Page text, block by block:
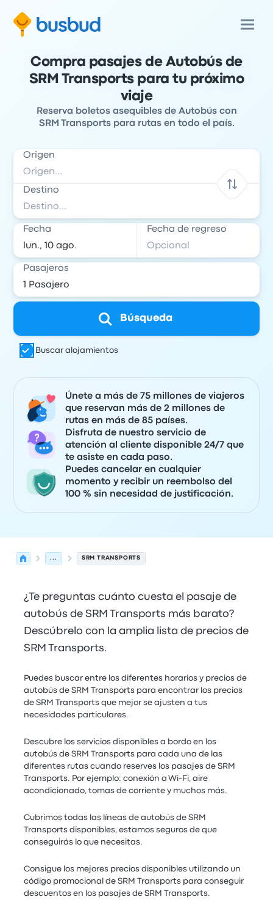
Compra pasajes de Autobús de
SRM Transports para tu próximo
viaje
Reserva boletos asequibles de Autobús con
SRM Transports para rutas en todo el país.
Origen
Destino
Fecha Fecha de regreso
Pasajeros
Búsqueda
Buscar alojamientos
Únete a más de 75 millones de viajeros
que reservan más de 2 millones de
rutas en más de 85 países.
Disfruta de nuestro servicio de
atención al cliente disponible 24/7 que
te asiste en cada paso.
Puedes cancelar en cualquier
momento y recibir un reembolso del
100 % sin necesidad de justificación.
... SRM TRANSPORTS
¿Te preguntas cuánto cuesta el pasaje de
autobús de SRM Transports más barato?
Descúbrelo con la amplia lista de precios de
SRM Transports.
Puedes buscar entre los diferentes horarios y precios de
autobús de SRM Transports para encontrar los precios
de SRM Transports que mejor se ajusten a tus
necesidades particulares.
Descubre los servicios disponibles a bordo en los
autobús de SRM Transports para cada una de las
diferentes rutas cuando reserves los pasajes de SRM
Transports. Por ejemplo: conexión a Wi-Fi, aire
acondicionado, tomas de corriente y muchos más.
Cubrimos todas las líneas de autobús de SRM
Transports disponibles, estamos seguros de que
conseguirás lo que necesitas.
Consigue los mejores precios disponibles utilizando un
código promocional de SRM Transports para conseguir
descuentos en los pasajes de SRM Transports.